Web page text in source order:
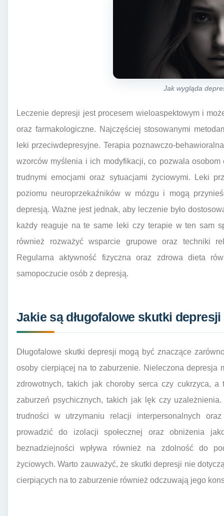
Jak wygląda
Leczenie depresji jest procesem wieloaspektowym i
oraz farmakologiczne. Najczęściej stosowanymi
leki przeciwdepresyjne. Terapia poznawczo-
wzorców myślenia i ich modyfikacji, co pozwala
trudnymi emocjami oraz sytuacjami życiowymi. Leki
poziomu neuroprzekaźników w mózgu i mogą
depresją. Ważne jest jednak, aby leczenie było
każdy reaguje na te same leki czy terapie w ten sam
również rozważyć wsparcie grupowe oraz techniki
Regularna aktywność fizyczna oraz zdrowa dieta
samopoczucie osób z depresją.
Jakie są długofalowe skutki
Długofalowe skutki depresji mogą być znaczące
osoby cierpiącej na to zaburzenie. Nieleczona depresja
zdrowotnych, takich jak choroby serca czy cukrzyca,
zaburzeń psychicznych, takich jak lęk czy
trudności w utrzymaniu relacji interpersonalnych
prowadzić do izolacji społecznej oraz obniżenia
beznadziejności wpływa również na zdolność do
życiowych. Warto zauważyć, że skutki depresji nie
cierpiących na to zaburzenie również odczuwają jego